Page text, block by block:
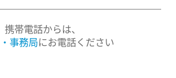
携帯電話からは、
事務局にお電話ください